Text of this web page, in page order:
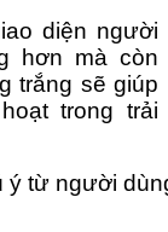
diện người
hơn mà còn
trắng sẽ giúp
trong trải